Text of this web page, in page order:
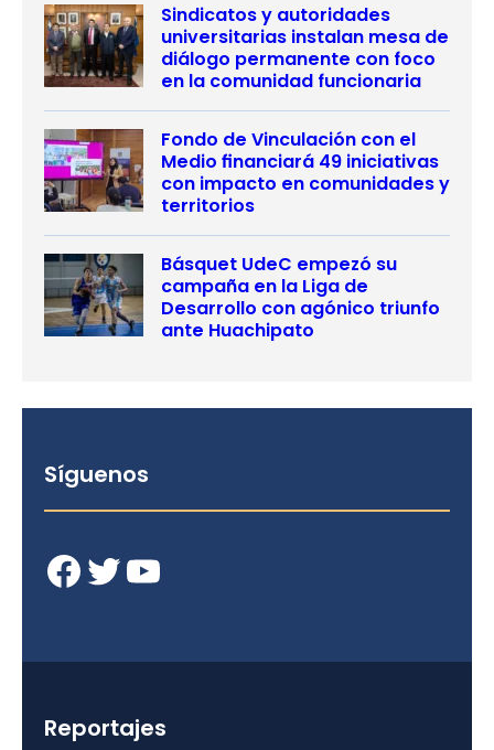
Sindicatos y autoridades
universitarias instalan mesa de
diálogo permanente con foco
en la comunidad funcionaria
Fondo de Vinculación con el
Medio financiará 49 iniciativas
con impacto en comunidades y
territorios
Básquet UdeC empezó su
campaña en la Liga de
Desarrollo con agónico triunfo
ante Huachipato
Síguenos
Facebook Twitter YouTube
Reportajes